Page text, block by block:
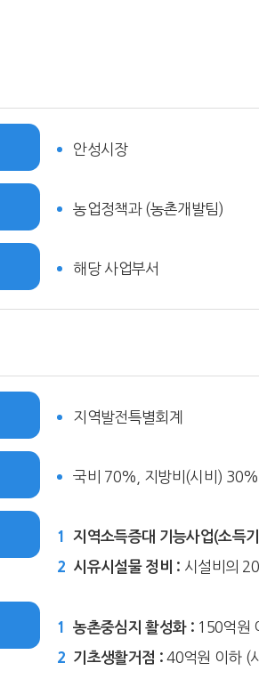
안성시장
농업정책과 (농촌개발팀)
해당 사업부서
지역발전특별회계
국비 70%, 지방비(시비)
지역소득증대 기능사업(소득
시유시설물 정비 : 시설비의
농촌중심지 활성화 :150억원
기초생활거점 :40억원 이하 (